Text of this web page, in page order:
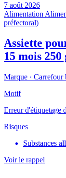
7 août 2026
Alimentation
préfectoral)
Assiette
15 mois 250
Marque · Carrefour
Motif
Erreur d'étiquetage
Risques
Substances
Voir le rappel